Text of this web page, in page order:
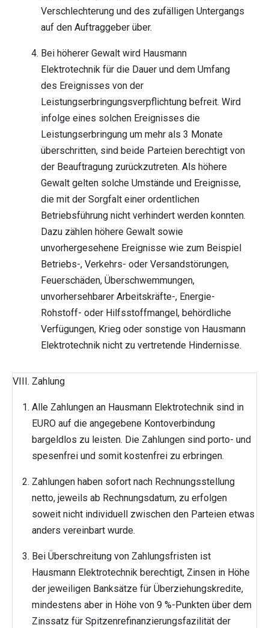
Verschlechterung und des zufälligen Untergangs
auf den Auftraggeber über.
Bei höherer Gewalt wird Hausmann
Elektrotechnik für die Dauer und dem Umfang
des Ereignisses von der
Leistungserbringungsverpflichtung befreit. Wird
infolge eines solchen Ereignisses die
Leistungserbringung um mehr als 3 Monate
überschritten, sind beide Parteien berechtigt von
der Beauftragung zurückzutreten. Als höhere
Gewalt gelten solche Umstände und Ereignisse,
die mit der Sorgfalt einer ordentlichen
Betriebsführung nicht verhindert werden konnten.
Dazu zählen höhere Gewalt sowie
unvorhergesehene Ereignisse wie zum Beispiel
Betriebs-, Verkehrs- oder Versandstörungen,
Feuerschäden, Überschwemmungen,
unvorhersehbarer Arbeitskräfte-, Energie-
Rohstoff- oder Hilfsstoffmangel, behördliche
Verfügungen, Krieg oder sonstige von Hausmann
Elektrotechnik nicht zu vertretende Hindernisse.
VIII. Zahlung
Alle Zahlungen an Hausmann Elektrotechnik sind in
EURO auf die angegebene Kontoverbindung
bargeldlos zu leisten. Die Zahlungen sind porto- und
spesenfrei und somit kostenfrei zu erbringen.
Zahlungen haben sofort nach Rechnungsstellung
netto, jeweils ab Rechnungsdatum, zu erfolgen
soweit nicht individuell zwischen den Parteien etwas
anders vereinbart wurde.
Bei Überschreitung von Zahlungsfristen ist
Hausmann Elektrotechnik berechtigt, Zinsen in Höhe
der jeweiligen Banksätze für Überziehungskredite,
mindestens aber in Höhe von 9 %-Punkten über dem
Zinssatz für Spitzenrefinanzierungsfazilität der